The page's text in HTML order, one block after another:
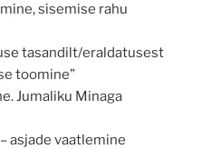
sisemise rahu
tasandilt/eraldatusest
toomine”
Jumaliku Minaga
asjade vaatlemine